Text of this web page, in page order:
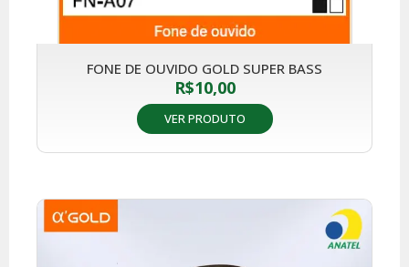
FONE DE OUVIDO GOLD SUPER BASS
R$10,00
VER PRODUTO